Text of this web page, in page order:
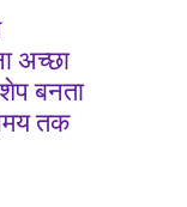
अच्छा
बनता
तक